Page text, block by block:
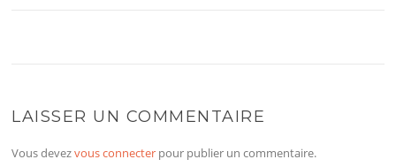
LAISSER UN COMMENTAIRE
Vous devezvous connecter pour publier un commentaire.